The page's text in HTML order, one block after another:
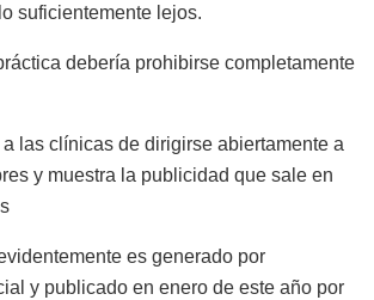
suficientemente lejos.
debería prohibirse completamente
las clínicas de dirigirse abiertamente a
y muestra la publicidad que sale en
es generado por
y publicado en enero de este año por